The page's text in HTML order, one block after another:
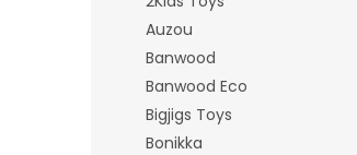
Auzou
Banwood
Banwood Eco
Bigjigs Toys
Bonikka